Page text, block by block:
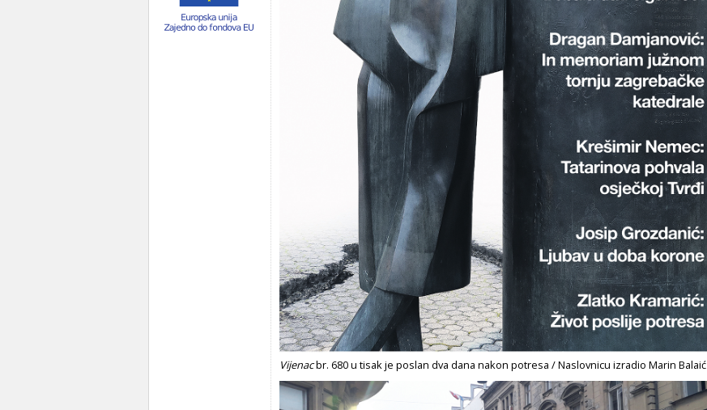
Vijenacbr. 680 u tisak je poslan dva dana nakon potresa / Naslovnicu izradio Marin Balaić